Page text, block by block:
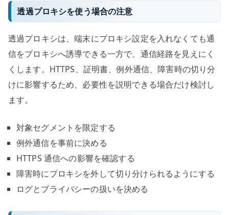
透過プロキシを使う場合の注意
透過プロキシは、端末にプロキシ設定を入れなくても通
信をプロキシへ誘導できる一方で、通信経路を見えにく
くします。HTTPS、証明書、例外通信、障害時の切り分
けに影響するため、必要性を説明できる場合だけ検討し
ます。
対象セグメントを限定する
例外通信を事前に決める
HTTPS 通信への影響を確認する
障害時にプロキシを外して切り分けられるようにする
ログとプライバシーの扱いを決める